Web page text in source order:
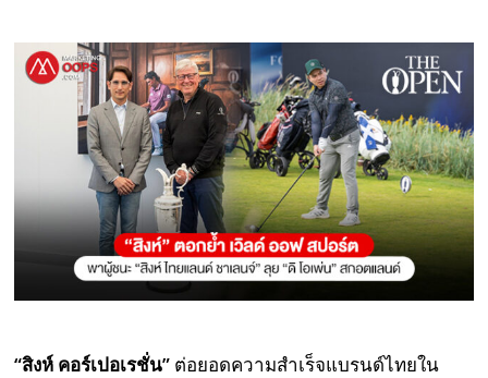
“สิงห์ คอร์เปอเรชั่น” ต่อยอดความสำเร็จแบรนด์ไทยใน